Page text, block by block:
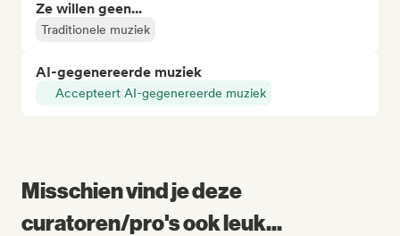
Ze willen geen...
Traditionele muziek
AI-gegenereerde muziek
Accepteert AI-gegenereerde muziek
Misschien vind je deze
curatoren/pro's ook leuk...